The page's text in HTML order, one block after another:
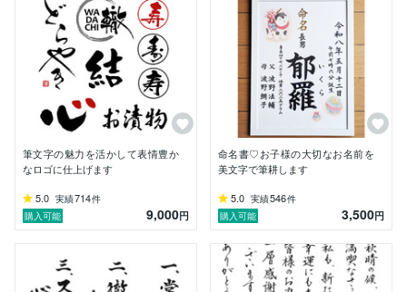
企業や官公庁の賞状、卒業証書や答辞・送辞、個人のお
礼状、また有名神社での
御朱印書きをはじめ、店舗や商品の毛筆デザイン文字な
ど多岐にわたる業務の経験が
あります。
隙のない美しい文字からヘタウマ系まで書き分けます。
ぜひお気軽にお問合せください。
筆文字の魅力を活かして表情豊か
なロゴに仕上げます
5.0 実績714件
購入可能
9,000円
命名書♡お子様の大切なお名前を
美文字で筆耕します
5.0 実績546件
購入可能
3,500円